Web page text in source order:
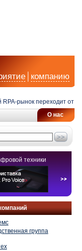
компанию
рынок переходит от
О нас
техники
группа